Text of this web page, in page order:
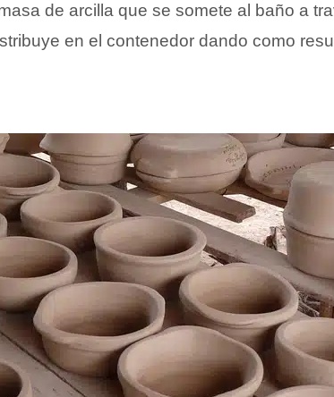
de arcilla que se somete al baño a
en el contenedor dando como